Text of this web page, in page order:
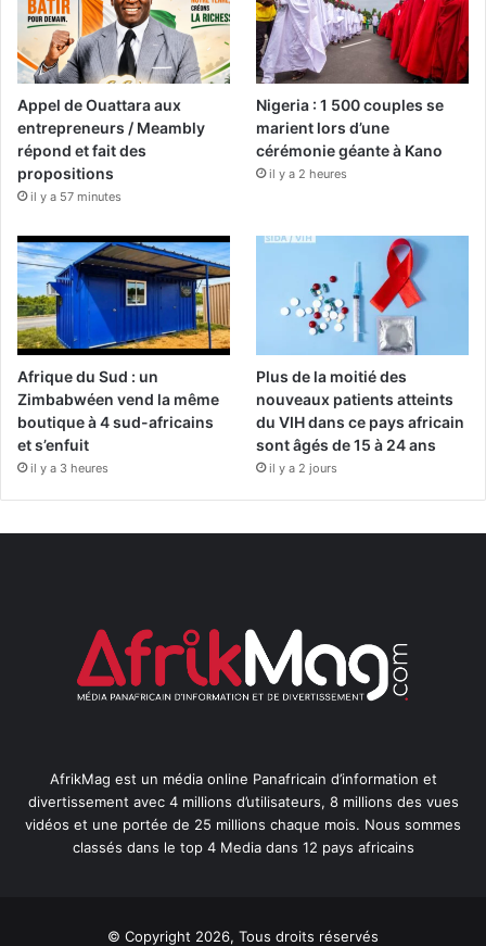
Appel de Ouattara aux
entrepreneurs / Meambly
répond et fait des
propositions
il y a 57 minutes
Nigeria : 1 500 couples se
marient lors d’une
cérémonie géante à Kano
il y a 2 heures
Afrique du Sud : un
Zimbabwéen vend la même
boutique à 4 sud-africains
et s’enfuit
il y a 3 heures
Plus de la moitié des
nouveaux patients atteints
du VIH dans ce pays africain
sont âgés de 15 à 24 ans
il y a 2 jours
AfrikMag est un média online Panafricain d’information et
divertissement avec 4 millions d’utilisateurs, 8 millions des vues
vidéos et une portée de 25 millions chaque mois. Nous sommes
classés dans le top 4 Media dans 12 pays africains
© Copyright 2026, Tous droits réservés